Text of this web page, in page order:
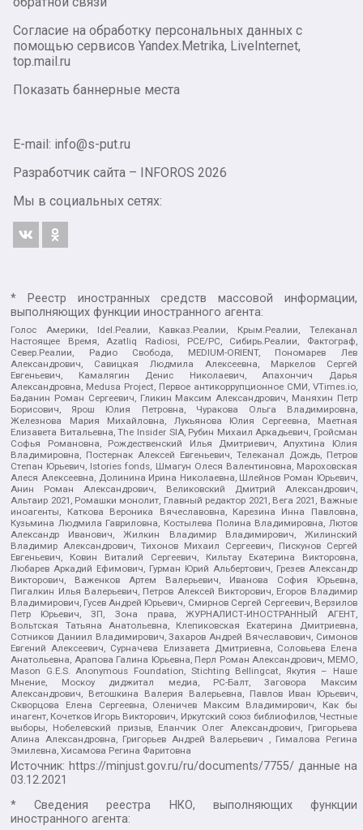
Согласие на обработку персональных данных с
помощью сервисов Yandex.Metrika, LiveInternet,
top.mail.ru
Показать баннерные места
E-mail: info@s-put.ru
Разработчик сайта –
INFOROS 2026
Мы в социальных сетях:
* Реестр иностранных средств массовой информации,
выполняющих функции иностранного агента:
Голос Америки, Idel.Реалии, Кавказ.Реалии, Крым.Реалии, Телеканал
Настоящее Время, Azatliq Radiosi, PCE/PC, Сибирь.Реалии, Фактограф,
Север.Реалии, Радио Свобода, MEDIUM-ORIENT, Пономарев Лев
Александрович, Савицкая Людмила Алексеевна, Маркелов Сергей
Евгеньевич, Камалягин Денис Николаевич, Апахончич Дарья
Александровна, Medusa Project, Первое антикоррупционное СМИ, VTimes.io,
Баданин Роман Сергеевич, Гликин Максим Александрович, Маняхин Петр
Борисович, Ярош Юлия Петровна, Чуракова Ольга Владимировна,
Железнова Мария Михайловна, Лукьянова Юлия Сергеевна, Маетная
Елизавета Витальевна, The Insider SIA, Рубин Михаил Аркадьевич, Гройсман
Софья Романовна, Рождественский Илья Дмитриевич, Апухтина Юлия
Владимировна, Постернак Алексей Евгеньевич, Телеканал Дождь, Петров
Степан Юрьевич, Istories fonds, Шмагун Олеся Валентиновна, Мароховская
Алеся Алексеевна, Долинина Ирина Николаевна, Шлейнов Роман Юрьевич,
Анин Роман Александрович, Великовский Дмитрий Александрович,
Альтаир 2021, Ромашки монолит, Главный редактор 2021, Вега 2021, Важные
иноагенты, Каткова Вероника Вячеславовна, Карезина Инна Павловна,
Кузьмина Людмила Гавриловна, Костылева Полина Владимировна, Лютов
Александр Иванович, Жилкин Владимир Владимирович, Жилинский
Владимир Александрович, Тихонов Михаил Сергеевич, Пискунов Сергей
Евгеньевич, Ковин Виталий Сергеевич, Кильтау Екатерина Викторовна,
Любарев Аркадий Ефимович, Гурман Юрий Альбертович, Грезев Александр
Викторович, Важенков Артем Валерьевич, Иванова София Юрьевна,
Пигалкин Илья Валерьевич, Петров Алексей Викторович, Егоров Владимир
Владимирович, Гусев Андрей Юрьевич, Смирнов Сергей Сергеевич, Верзилов
Петр Юрьевич, ЗП, Зона права, ЖУРНАЛИСТ-ИНОСТРАННЫЙ АГЕНТ,
Вольтская Татьяна Анатольевна, Клепиковская Екатерина Дмитриевна,
Сотников Даниил Владимирович, Захаров Андрей Вячеславович, Симонов
Евгений Алексеевич, Сурначева Елизавета Дмитриевна, Соловьева Елена
Анатольевна, Арапова Галина Юрьевна, Перл Роман Александрович, МЕМО,
Mason G.E.S. Anonymous Foundation, Stichting Bellingcat, Якутия – Наше
Мнение, Москоу диджитал медиа, РС-Балт, Заговора Максим
Александрович, Ветошкина Валерия Валерьевна, Павлов Иван Юрьевич,
Скворцова Елена Сергеевна, Оленичев Максим Владимирович, Как бы
инагент, Кочетков Игорь Викторович, Иркутский союз библиофилов, Честные
выборы, Нобелевский призыв, Еланчик Олег Александрович, Григорьева
Алина Александровна, Григорьев Андрей Валерьевич , Гималова Регина
Эмилевна, Хисамова Регина Фаритовна
Источник: https://minjust.gov.ru/ru/documents/7755/ данные на
03.12.2021
* Сведения реестра НКО, выполняющих функции
иностранного агента: